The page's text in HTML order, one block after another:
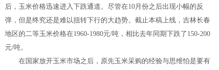
后，玉米价格迅速进入下跌通道。尽管在10月份之后出现小幅的反
弹，但是终究还是难以扭转下行的大趋势。截止本稿上线，吉林长春
地区的二等玉米价格在1960-1980元/吨，相比去年同期下跌了150-200
元/吨。
在国家放开玉米市场之后，原先玉米采购的经验与思维怕是要有